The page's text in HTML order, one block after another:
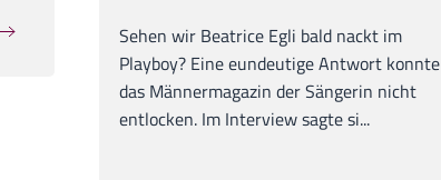
Sehen wir Beatrice Egli bald nackt im
Playboy? Eine eundeutige Antwort konnte
das Männermagazin der Sängerin nicht
entlocken. Im Interview sagte si...